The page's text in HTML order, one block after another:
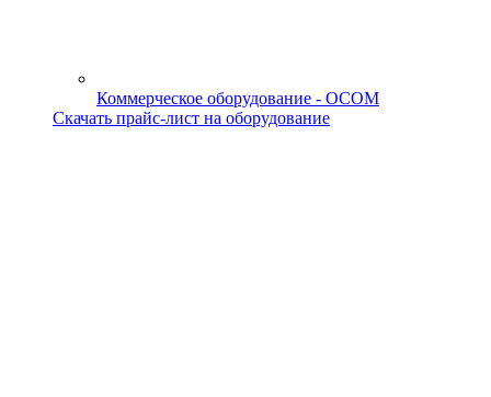
Коммерческое оборудование - OCOM
Скачать прайс-лист на оборудование